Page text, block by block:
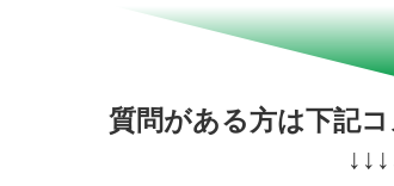
質問がある方は下記